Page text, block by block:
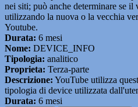
nei siti; può anche determinare se il
utilizzando la nuova o la vecchia
Youtube.
Durata: 6 mesi
Nome: DEVICE_INFO
Tipologia: analitico
Proprieta: Terza-parte
Descrizione: YouTube utilizza
tipologia di device utilizzata
Durata: 6 mesi